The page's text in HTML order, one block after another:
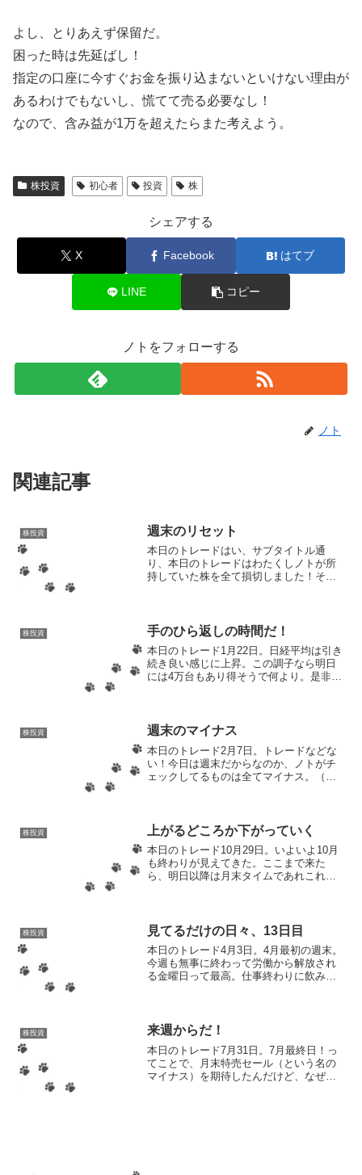
よし、とりあえず保留だ。
困った時は先延ばし！
指定の口座に今すぐお金を振り込まないといけない理由が
あるわけでもないし、慌てて売る必要なし！
なので、含み益が1万を超えたらまた考えよう。
株投資 初心者 投資 株
シェアする
X Facebook はてブ
LINE コピー
ノトをフォローする
ノト
関連記事
株投資 週末のリセット
本日のトレードはい、サブタイトル通
り、本日のトレードはわたくしノトが所
持していた株を全て損切しました！その
なし。資金が減ったこと...
株投資 手のひら返しの時間だ！
本日のトレード1月22日。日経平均は引き
続き良い感じに上昇。この調子なら明日
には4万台もあり得そうで何より。是非と
った！20円オーバ...
株投資 週末のマイナス
本日のトレード2月7日。トレードなどな
い！今日は週末だからなのか、ノトがチ
ェックしてるものは全てマイナス。（つ
あ、これは致し方な...
株投資 上がるどころか下がっていく
本日のトレード10月29日。いよいよ10月
も終わりが見えてきた。ここまで来た
ら、明日以降は月末タイムであれこれと
いこの間、史上初の5...
株投資 見てるだけの日々、13日目
本日のトレード4月3日。4月最初の週末。
今週も無事に終わって労働から解放され
る金曜日って最高。仕事終わりに飲みに
じるくらいなので、春...
株投資 来週からだ！
本日のトレード7月31日。7月最終日！っ
てことで、月末特売セール（という名の
マイナス）を期待したんだけど、なぜか